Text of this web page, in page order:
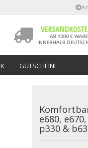
GUTSCHEINE
e680,
p330 &